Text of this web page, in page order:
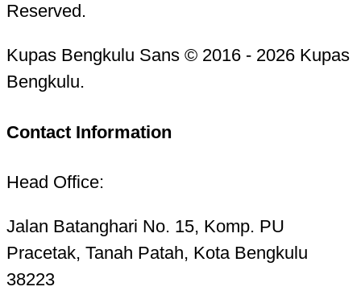
Reserved.
Kupas Bengkulu Sans © 2016 - 2026 Kupas
Bengkulu.
Contact Information
Head Office:
Jalan Batanghari No. 15, Komp. PU
Pracetak, Tanah Patah, Kota Bengkulu
38223